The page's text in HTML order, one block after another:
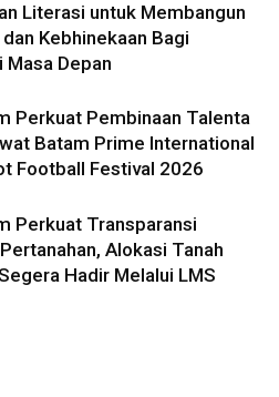
Literasi untuk Membangun
Kebhinekaan Bagi
Masa Depan
Perkuat Pembinaan Talenta
Batam Prime International
Football Festival 2026
Perkuat Transparansi
Alokasi Tanah
Hadir Melalui LMS